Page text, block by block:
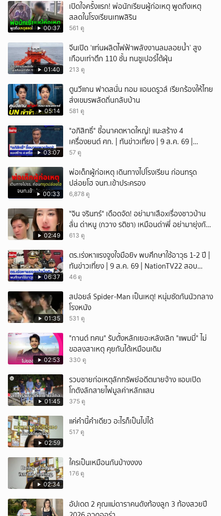
00:37
เปิดใจครั้งแรก! พ่อนักเรียนผู้ก่อเหตุ พูดถึงเหตุ
สลดในโรงเรียนเทพสิริน
561 ดู
01:40
จีนเปิด ‘แท่นผลิตไฟฟ้าพลังงานลมลอยน้ำ’ สูง
เกือบเท่าตึก 110 ชั้น ทนซูเปอร์ไต้ฝุ่น
213 ดู
05:14
ตูนวีแกน ฟาดสนั่น ทอม แอนดรูวส์ เรียกร้องให้ไทย
ส่งเขมรพลัดถิ่นกลับบ้าน
581 ดู
03:07
"อภิสิทธิ์" ชี้อนาคตหาดใหญ่! แนะสร้าง 4
เครื่องยนต์ ศก. | ทันข่าวเที่ยง | 9 ส.ค. 69 |
NationTV22
57 ดู
00:33
พ่อเด็กผู้ก่อเหตุ เดินทางไปโรงเรียน ก่อนทรุด
ปล่อยโฮ จนท.เข้าประครอง
6,878 ดู
02:49
ั่"จิน จรินทร์" เดือดจัด! อย่ามาเสือxเรื่องชาวบ้าน
ลั่น ด่าหนู (กวาง รติชา) เหมือนด่าพี่ อย่ามายุ่งกับ
คนของผม จบ!!!
613 ดู
06:37
ตร.เร่งหาแรงจูงใจมือยิv พบศึกษาใช้อาวุธ 1-2 ปี |
ทันข่าวเที่ยง | 9 ส.ค. 69 | NationTV22 สอบ
พยานแล้ว 17 ปาก เร่งตรวจมือถือและหลักฐานที่
เพื่อน และสื่อโซเ
46 ดู
01:35
สปอยล์ Spider-Man เป็นเหตุ! หนุ่มซัดกันนัวกลาง
โรงหนัง
531 ดู
02:53
"กานต์ ทศน" รับตั้งหลักเยอะหลังเลิก "แพมมี่" ไม่
ขอลงสาเหตุ คุยกันได้เหมือนเดิม
330 ดู
01:45
รวบชายก่อเหตุลักทรัพย์อดีตนายจ้าง แอบเปิด
โกดังลักสายไฟมูลค่าหลักแสน
375 ดู
02:59
แค่คำนี้คำเดียว อะไรก็เป็นไปได้
517 ดู
02:34
ใครเป็นเหมือนกันบ้างงงง
176 ดู
อัปเดต 2 คุณแม่ดาราคนดังท้องลูก 3 ท้องสวยปี